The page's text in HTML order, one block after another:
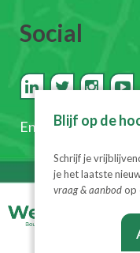
Social
En schrijf je in
Blijf op de
Schrijf je
je het laatste
vraag & aanbodop